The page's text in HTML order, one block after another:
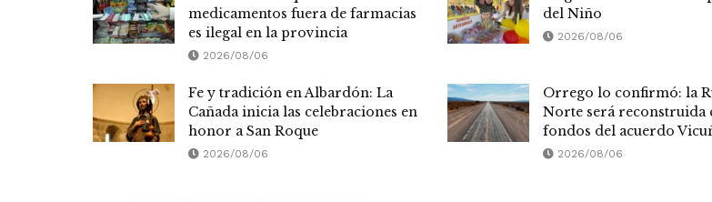
medicamentos fuera de farmacias
es ilegal en la provincia
2026/08/06
del Niño
2026/08/06
Fe y tradición en Albardón: La
Cañada inicia las celebraciones en
honor a San Roque
2026/08/06
Orrego lo confirmó: la
Norte será reconstruida
fondos del acuerdo
2026/08/06